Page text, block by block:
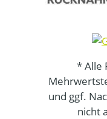
* Alle
und ggf.
nicht